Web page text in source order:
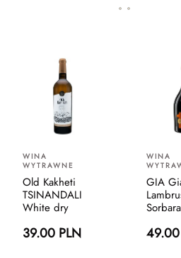
WINA
WYTRAWNE
Old Kakheti
TSINANDALI
White dry
39.00 PLN
WINA
GIA